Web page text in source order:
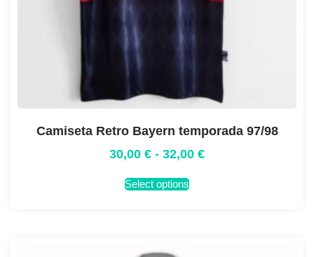
Camiseta Retro Bayern temporada 97/98
30,00 € - 32,00 €
Select options